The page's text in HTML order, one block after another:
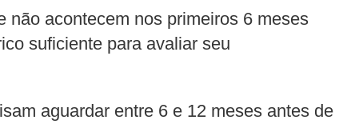
não acontecem nos primeiros 6 meses
suficiente para avaliar seu
aguardar entre 6 e 12 meses antes de